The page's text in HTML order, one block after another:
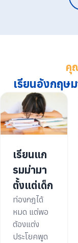
คุ
เรียนอังกฤษ
เรียนแก
รมม่ามา
ตั้งแต่เด็ก
ท่องกฎได้
หมด แต่พอ
ต้องแต่ง
ประโยคพูด